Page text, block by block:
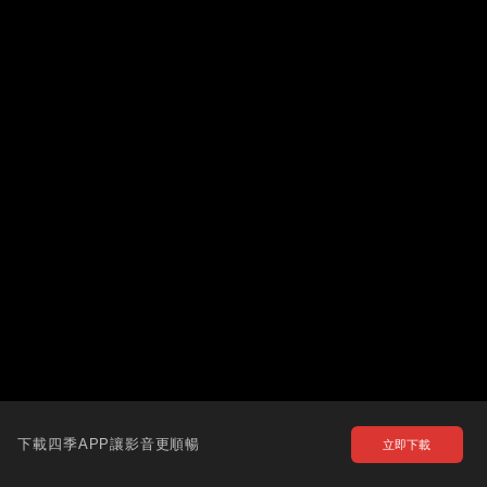
下載四季APP讓影音更順暢 立即下載